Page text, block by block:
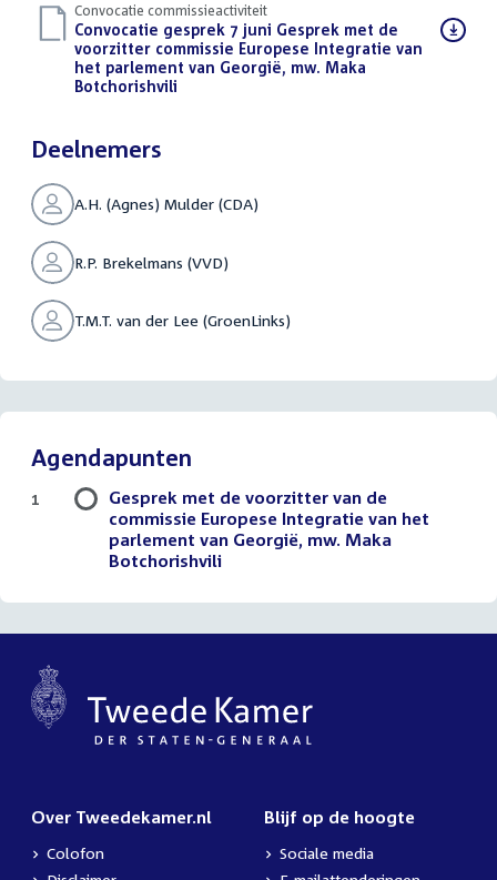
Convocatie commissieactiviteit
Download
bestand:
Convocatie gesprek 7 juni Gesprek met de
voorzitter commissie Europese Integratie van
het parlement van Georgië, mw. Maka
Botchorishvili
Deelnemers
A.H. (Agnes) Mulder (CDA)
R.P. Brekelmans (VVD)
T.M.T. van der Lee (GroenLinks)
Agendapunten
Gesprek met de voorzitter van de
commissie Europese Integratie van het
parlement van Georgië, mw. Maka
Botchorishvili
1
Over Tweedekamer.nl
Colofon
Blijf op de hoogte
Sociale media